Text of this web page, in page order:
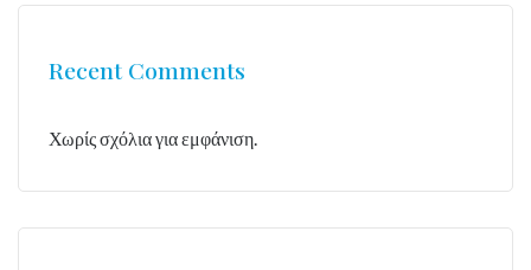
Recent Comments
Χωρίς σχόλια για εμφάνιση.